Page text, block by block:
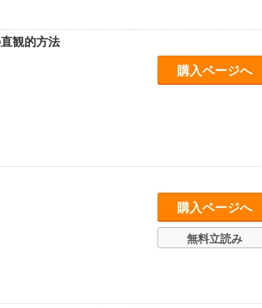
観的方法
購入ページへ
購入ページへ
無料立読み